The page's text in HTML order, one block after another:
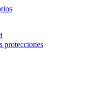
protecciones